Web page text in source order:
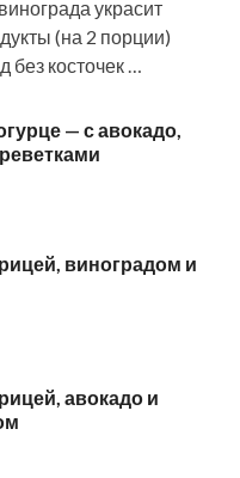
украсит
(на 2 порции)
без косточек …
— с авокадо,
виноградом и
авокадо и